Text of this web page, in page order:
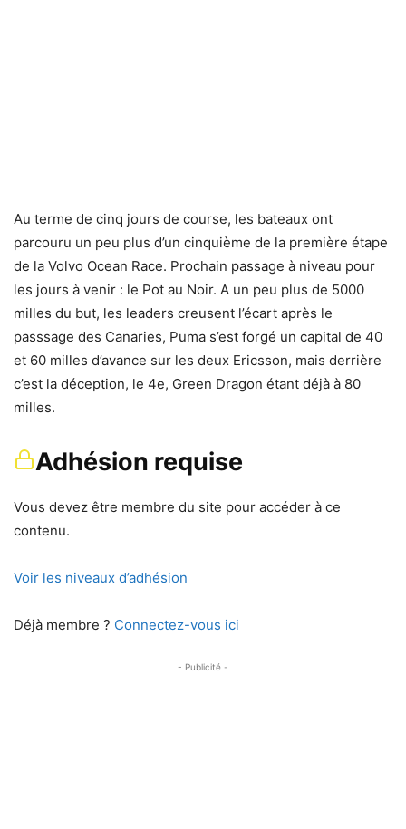
Au terme de cinq jours de course, les bateaux ont
parcouru un peu plus d’un cinquième de la première étape
de la Volvo Ocean Race. Prochain passage à niveau pour
les jours à venir : le Pot au Noir. A un peu plus de 5000
milles du but, les leaders creusent l’écart après le
passsage des Canaries, Puma s’est forgé un capital de 40
et 60 milles d’avance sur les deux Ericsson, mais derrière
c’est la déception, le 4e, Green Dragon étant déjà à 80
milles.
Adhésion requise
Vous devez être membre du site pour accéder à ce
contenu.
Voir les niveaux d’adhésion
Déjà membre ? Connectez-vous ici
- Publicité -